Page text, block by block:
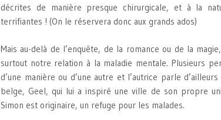
décrites de manière presque chirurgicale, et à la
terrifiantes ! (On le réservera donc aux grands ados)
Mais au-delà de l’enquête, de la romance ou de la magie,
surtout notre relation à la maladie mentale. Plusieurs
d’une manière ou d’une autre et l’autrice parle
belge, Geel, qui lui a inspiré une ville de son propre
Simon est originaire, un refuge pour les malades.